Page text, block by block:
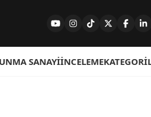
SANAYIİNCELEME